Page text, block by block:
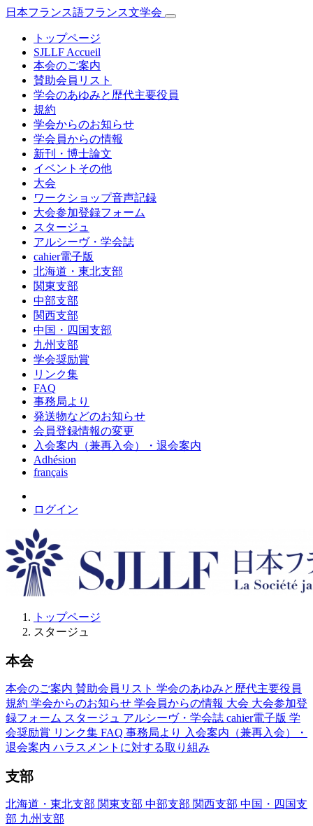
日本フランス語フランス文学会
トップページ
SJLLF Accueil
本会のご案内
賛助会員リスト
学会のあゆみと歴代主要役員
規約
学会からのお知らせ
学会員からの情報
新刊・博士論文
イベントその他
大会
ワークショップ音声記録
大会参加登録フォーム
スタージュ
アルシーヴ・学会誌
cahier電子版
北海道・東北支部
関東支部
中部支部
関西支部
中国・四国支部
九州支部
学会奨励賞
リンク集
FAQ
事務局より
発送物などのお知らせ
会員登録情報の変更
入会案内（兼再入会）・退会案内
Adhésion
français
ログイン
トップページ
スタージュ
本会
本会のご案内 賛助会員リスト 学会のあゆみと歴代主要役員
規約 学会からのお知らせ 学会員からの情報 大会 大会参加登
録フォーム スタージュ アルシーヴ・学会誌 cahier電子版 学
会奨励賞 リンク集 FAQ 事務局より
入会案内（兼再入会）・
退会案内 ハラスメントに対する取り組み
支部
北海道・東北支部 関東支部 中部支部 関西支部 中国・四国支
部 九州支部